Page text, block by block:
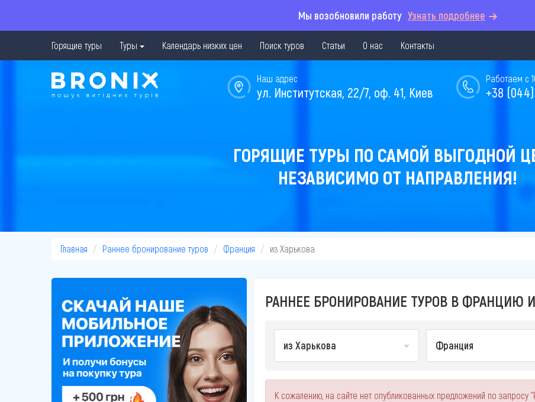
Мы возобновили работу Узнать подробнее
Горящие туры Туры Календарь низких цен Поиск туров Статьи О нас Контакты
Работаем с
+38
Наш адрес
ул. Институтская, 22/7, оф. 41, Киев
ГОРЯЩИЕ ТУРЫ ПО САМОЙ ВЫГОДНОЙ
НЕЗАВИСИМО ОТ НАПРАВЛЕНИЯ!
Главная Раннее бронирование туров Франция из Харькова
РАННЕЕ БРОНИРОВАНИЕ ТУРОВ В ФРАНЦИЮ
из Харькова Франция
К сожалению, на сайте нет опубликованных предложений по